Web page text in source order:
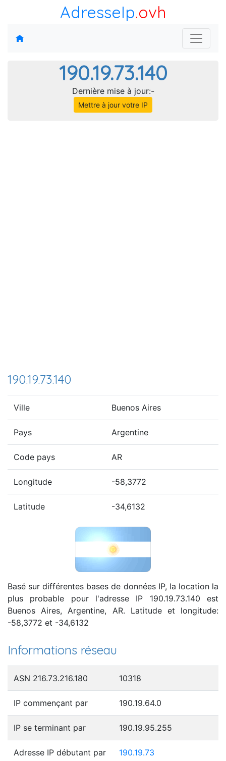
AdresseIp.ovh
190.19.73.140
Dernière mise à jour:-
Mettre à jour votre IP
190.19.73.140
Ville Buenos Aires
Pays Argentine
Code pays AR
Longitude -58,3772
Latitude -34,6132
Basé sur différentes bases de données IP, la location la
plus probable pour l'adresse IP 190.19.73.140 est
Buenos Aires, Argentine, AR. Latitude et longitude:
-58,3772 et -34,6132
Informations réseau
ASN 216.73.216.180 10318
IP commençant par 190.19.64.0
IP se terminant par 190.19.95.255
Adresse IP débutant par 190.19.73